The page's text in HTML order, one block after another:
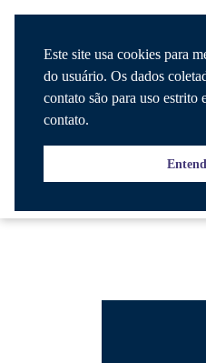
Este site usa cookies para
do usuário. Os dados
contato são para uso estrito
contato.